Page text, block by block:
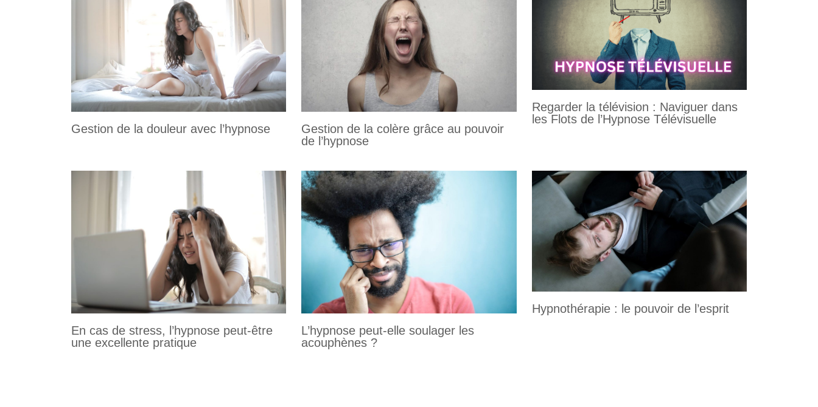
Gestion de la douleur avec l’hypnose
Gestion de la colère grâce au pouvoir
de l’hypnose
Regarder la télévision : Naviguer dans
les Flots de l’Hypnose Télévisuelle
En cas de stress, l’hypnose peut-être
une excellente pratique
L’hypnose peut-elle soulager les
acouphènes ?
Hypnothérapie : le pouvoir de l’esprit